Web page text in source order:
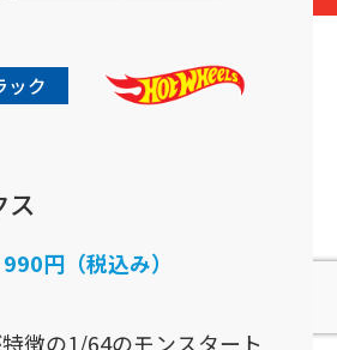
ック
ス
990円（税込み）
徴の1/64のモンスタート